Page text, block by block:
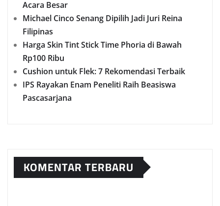
Acara Besar
Michael Cinco Senang Dipilih Jadi Juri Reina
Filipinas
Harga Skin Tint Stick Time Phoria di Bawah
Rp100 Ribu
Cushion untuk Flek: 7 Rekomendasi Terbaik
IPS Rayakan Enam Peneliti Raih Beasiswa
Pascasarjana
KOMENTAR TERBARU